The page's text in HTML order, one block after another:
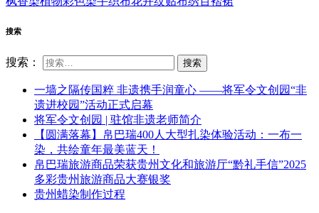
搜索
搜索：
一墙之隔传国粹 非遗携手润童心 ——将军令文创园“非
遗进校园”活动正式启幕
将军令文创园 | 驻馆非遗老师简介
【圆满落幕】帛巴瑞400人大型扎染体验活动：一布一
染，共绘童年最美蓝天！
帛巴瑞旅游商品荣获贵州文化和旅游厅“黔礼手信”2025
多彩贵州旅游商品大赛银奖
贵州蜡染制作过程